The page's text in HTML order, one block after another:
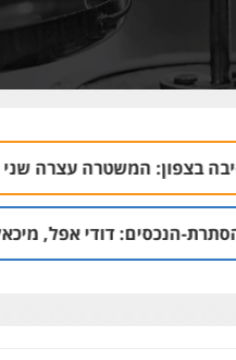
עצרה שני חשודים | 18:41
אפל, מיכאל קליינר והאחים